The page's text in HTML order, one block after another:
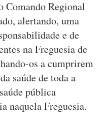
Comando Regional
alertando, uma
e de
na Freguesia de
os a cumprirem
saúde de toda a
pública
naquela Freguesia.